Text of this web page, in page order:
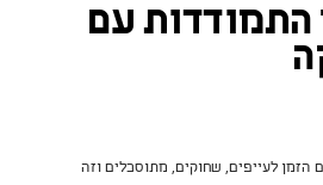
התמודדות עם
לעייפים, שחוקים, מתוסכלים וזה